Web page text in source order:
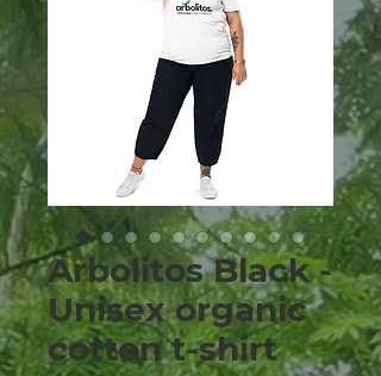
Arbolitos Black -
Unisex organic
cotton t-shirt